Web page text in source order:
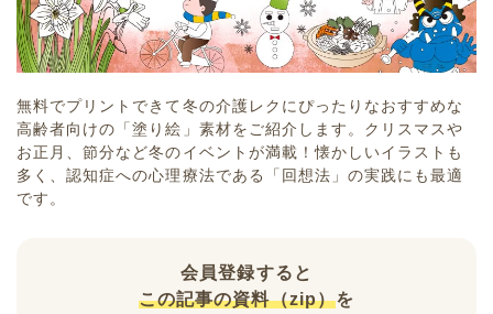
無料でプリントできて冬の介護レクにぴったりなおすすめな
高齢者向けの「塗り絵」素材をご紹介します。クリスマスや
お正月、節分など冬のイベントが満載！懐かしいイラストも
多く、認知症への心理療法である「回想法」の実践にも最適
です。
会員登録すると
この記事の資料（zip）を